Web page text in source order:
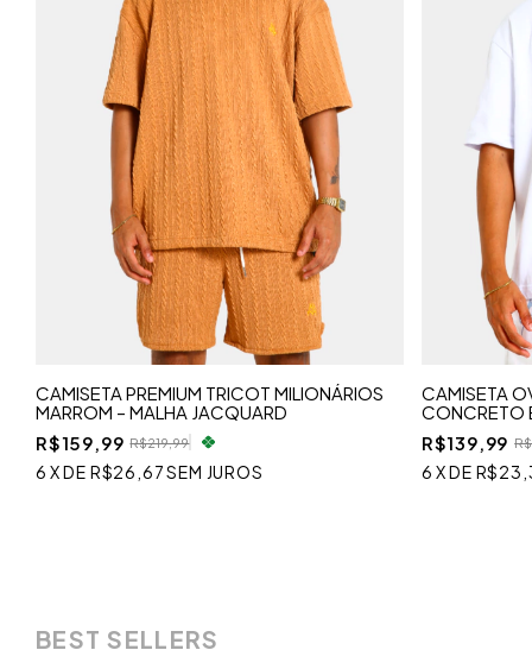
CAMISETA PREMIUM TRICOT MILIONÁRIOS
MARROM – MALHA JACQUARD
R$159,99 R$219,99
6 XDE R$26,67SEM JUROS
CAMISETA
CONCRETO
R$139,99
6 XDE
BEST SELLERS